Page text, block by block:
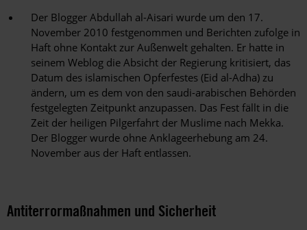
Der Blogger Abdullah al-Aisari wurde um den 17.
November 2010 festgenommen und Berichten zufolge in
Haft ohne Kontakt zur Außenwelt gehalten. Er hatte in
seinem Weblog die Absicht der Regierung kritisiert, das
Datum des islamischen Opferfestes (Eid al-Adha) zu
ändern, um es dem von den saudi-arabischen Behörden
festgelegten Zeitpunkt anzupassen. Das Fest fällt in die
Zeit der heiligen Pilgerfahrt der Muslime nach Mekka.
Der Blogger wurde ohne Anklageerhebung am 24.
November aus der Haft entlassen.
Antiterrormaßnahmen und Sicherheit